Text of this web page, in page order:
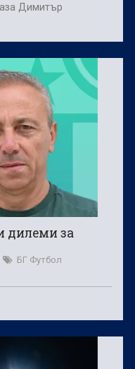
Димитър
дилеми за
БГ Футбол